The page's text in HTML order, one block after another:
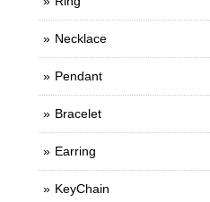
Necklace
Pendant
Bracelet
Earring
KeyChain